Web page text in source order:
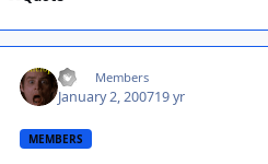
Pê Members
January 2, 200719 yr
MEMBERS